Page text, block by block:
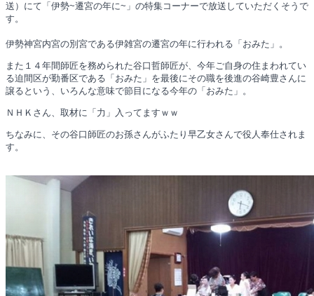
送）にて「伊勢~遷宮の年に~」の特集コーナーで放送していただくそうで
す。
伊勢神宮内宮の別宮である伊雑宮の遷宮の年に行われる「おみた」。
また１４年間師匠を務められた谷口哲師匠が、今年ご自身の住まわれてい
る迫間区が勤番区である「おみた」を最後にその職を後進の谷崎豊さんに
譲るという、いろんな意味で節目になる今年の「おみた」。
ＮＨＫさん、取材に「力」入ってますｗｗ
ちなみに、その谷口師匠のお孫さんがふたり早乙女さんで役人奉仕されま
す。